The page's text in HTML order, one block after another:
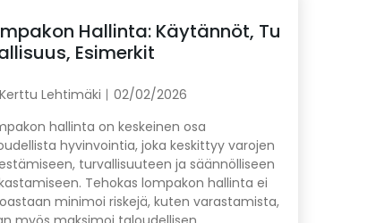
Hallinta: Käytännöt, Tu
Esimerkit
Kerttu Lehtimäki
02/02/2026
hallinta on keskeinen osa
hyvinvointia, joka keskittyy varojen
turvallisuuteen ja säännölliseen
Tehokas lompakon hallinta ei
minimoi riskejä, kuten varastamista,